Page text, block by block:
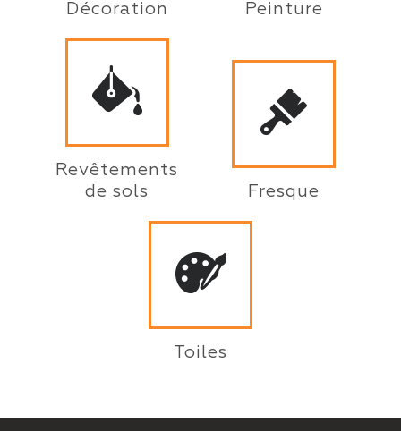
Décoration Peinture
Revêtements
de sols
Fresque
Toiles